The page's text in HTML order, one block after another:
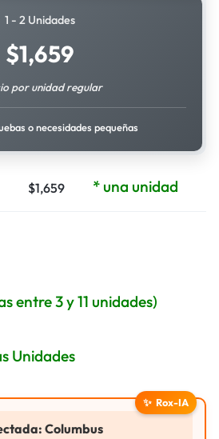
1 - 2 Unidades
$1,659
por unidad regular
o necesidades pequeñas
$1,659 * una unidad
entre 3 y 11 unidades)
Unidades
✨ Rox-IA
Columbus